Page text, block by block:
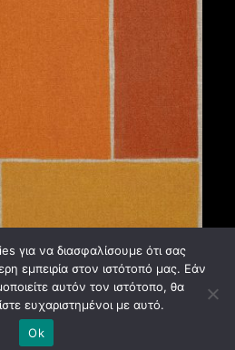
All rights reserved.
για να διασφαλίσουμε ότι σας
εμπειρία στον ιστότοπό μας. Εάν
αυτόν τον ιστότοπο, θα
ευχαριστημένοι με αυτό.
Ok